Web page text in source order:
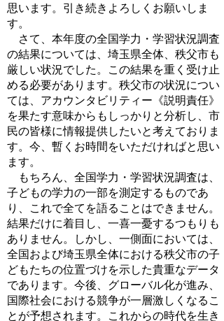
思います。引き続きよろしくお願いしま
す。
さて、本年度の全国学力・学習状況調査
の結果については、埼玉県全体、秩父市も
厳しい状況でした。この結果を重く受け止
める必要があります。秩父市の状況につい
ては、アカウンタビリティー《説明責任》
を果たす意味からもしっかりと分析し、市
民の皆様に情報提供したいと考えておりま
す。今、暫くお時間をいただければと思い
ます。
もちろん、全国学力・学習状況調査は、
子どもの学力の一部を測定するものであ
り、これで全てを語ることはできません。
結果だけに着目し、一喜一憂するつもりも
ありません。しかし、一側面においては、
全国および埼玉県全体における秩父市の子
どもたちの位置づけを示した貴重なデータ
であります。今後、グローバル化が進み、
国際社会における競争が一層激しくなるこ
とが予想されます。これからの時代を生き